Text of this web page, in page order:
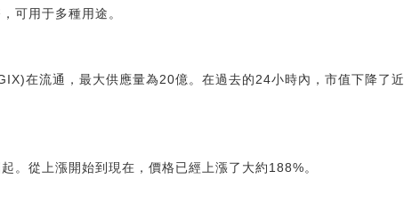
可用于多種用途。
在流通，最大供應量為20億。在過去的24小時內，市值下降了近
。從上漲開始到現在，價格已經上漲了大約188%。